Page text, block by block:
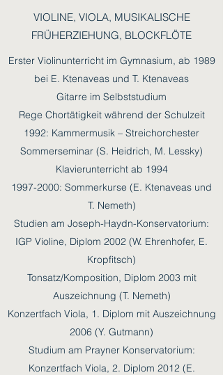
VIOLINE, VIOLA, MUSIKALISCHE
FRÜHERZIEHUNG, BLOCKFLÖTE
Erster Violinunterricht im Gymnasium, ab 1989
bei E. Ktenaveas und T. Ktenaveas
Gitarre im Selbststudium
Rege Chortätigkeit während der Schulzeit
1992: Kammermusik – Streichorchester
Sommerseminar (S. Heidrich, M. Lessky)
Klavierunterricht ab 1994
1997-2000: Sommerkurse (E. Ktenaveas und
T. Nemeth)
Studien am Joseph-Haydn-Konservatorium:
IGP Violine, Diplom 2002 (W. Ehrenhofer, E.
Kropfitsch)
Tonsatz/Komposition, Diplom 2003 mit
Auszeichnung (T. Nemeth)
Konzertfach Viola, 1. Diplom mit Auszeichnung
2006 (Y. Gutmann)
Studium am Prayner Konservatorium:
Konzertfach Viola, 2. Diplom 2012 (E.